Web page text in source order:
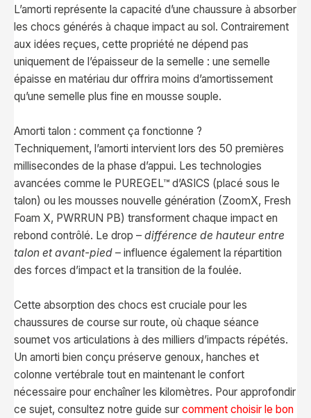
L’amorti représente la capacité d’une chaussure à absorber
les chocs générés à chaque impact au sol. Contrairement
aux idées reçues, cette propriété ne dépend pas
uniquement de l’épaisseur de la semelle : une semelle
épaisse en matériau dur offrira moins d’amortissement
qu’une semelle plus fine en mousse souple.
Amorti talon : comment ça fonctionne ?
Techniquement, l’amorti intervient lors des 50 premières
millisecondes de la phase d’appui. Les technologies
avancées comme le PUREGEL™ d’ASICS (placé sous le
talon) ou les mousses nouvelle génération (ZoomX, Fresh
Foam X, PWRRUN PB) transforment chaque impact en
rebond contrôlé. Le drop – différence de hauteur entre
talon et avant-pied – influence également la répartition
des forces d’impact et la transition de la foulée.
Cette absorption des chocs est cruciale pour les
chaussures de course sur route, où chaque séance
soumet vos articulations à des milliers d’impacts répétés.
Un amorti bien conçu préserve genoux, hanches et
colonne vertébrale tout en maintenant le confort
nécessaire pour enchaîner les kilomètres. Pour approfondir
ce sujet, consultez notre guide sur comment choisir le bon